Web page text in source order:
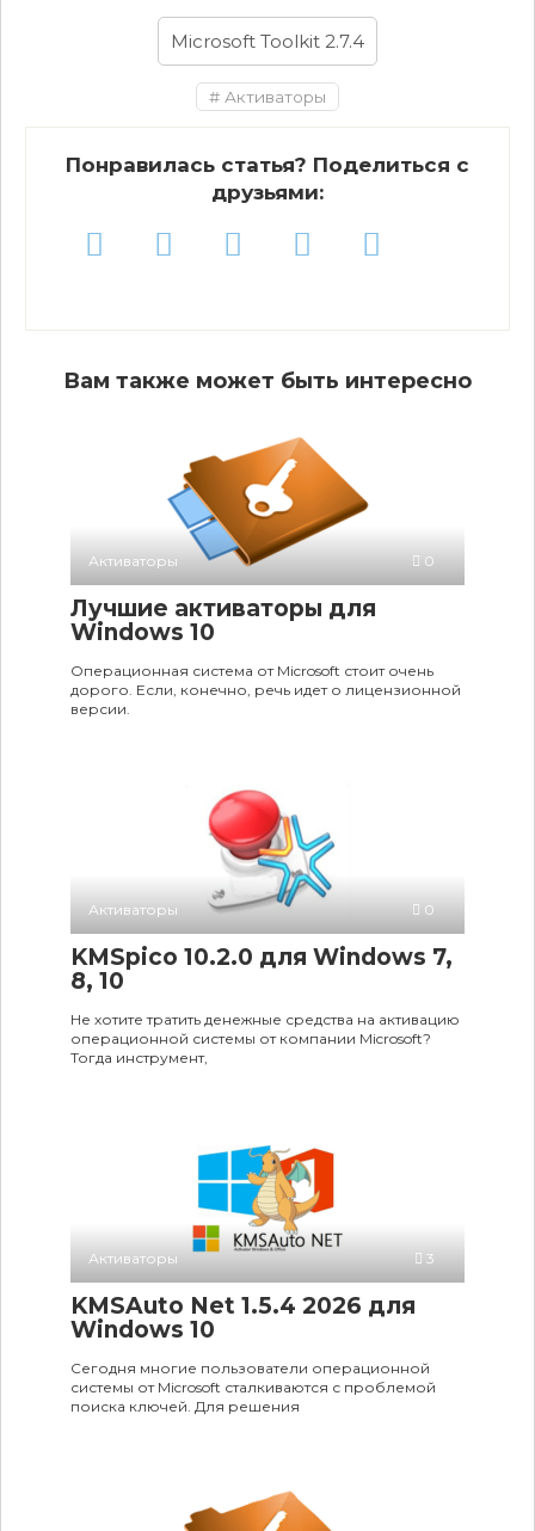
Microsoft Toolkit 2.7.4
Активаторы
Понравилась статья? Поделиться с
друзьями:
Вам также может быть интересно
Активаторы 0
Лучшие активаторы для
Windows 10
Операционная система от Microsoft стоит очень
дорого. Если, конечно, речь идет о лицензионной
версии.
Активаторы 0
KMSpico 10.2.0 для Windows 7,
8, 10
Не хотите тратить денежные средства на активацию
операционной системы от компании Microsoft?
Тогда инструмент,
Активаторы 3
KMSAuto Net 1.5.4 2026 для
Windows 10
Сегодня многие пользователи операционной
системы от Microsoft сталкиваются с проблемой
поиска ключей. Для решения